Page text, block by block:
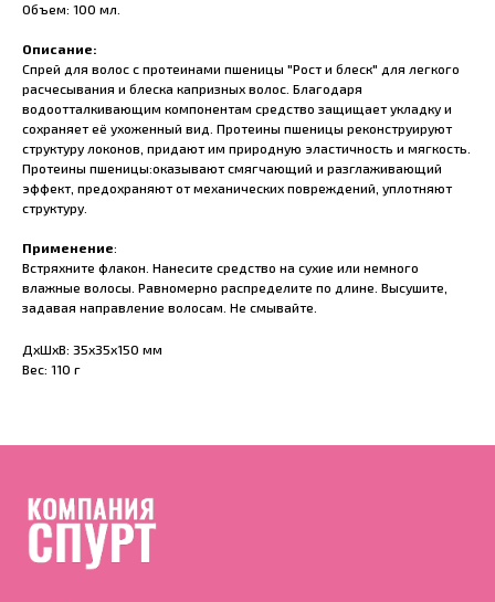
Объем: 100 мл.
Описание:
Спрей для волос с протеинами пшеницы "Рост и блеск" для легкого
расчесывания и блеска капризных волос. Благодаря
водоотталкивающим компонентам средство защищает укладку и
сохраняет её ухоженный вид. Протеины пшеницы реконструируют
структуру локонов, придают им природную эластичность и мягкость.
Протеины пшеницы:оказывают смягчающий и разглаживающий
эффект, предохраняют от механических повреждений, уплотняют
структуру.
Применение:
Встряхните флакон. Нанесите средство на сухие или немного
влажные волосы. Равномерно распределите по длине. Высушите,
задавая направление волосам. Не смывайте.
ДxШxВ: 35x35x150 мм
Вес: 110 г